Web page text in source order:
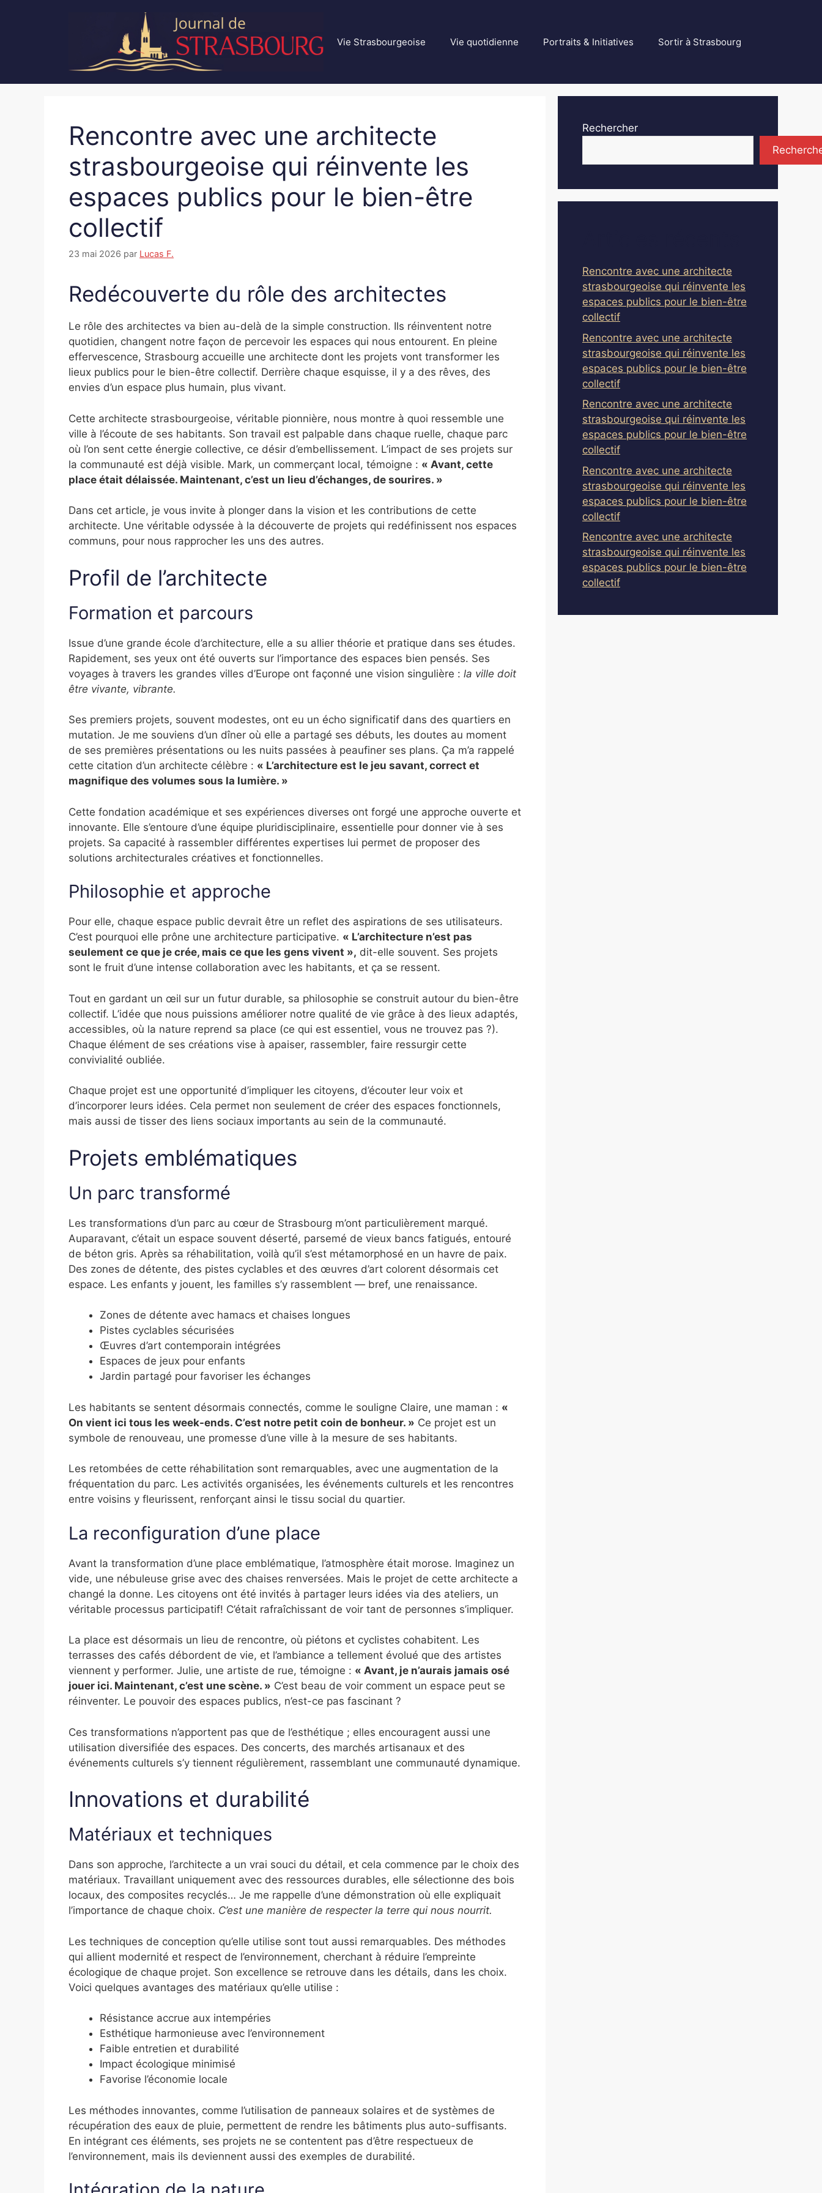
Vie Strasbourgeoise Vie quotidienne Portraits & Initiatives Sortir à Strasbourg
Rencontre avec une architecte
strasbourgeoise qui réinvente les
espaces publics pour le bien-être
collectif
23 mai 2026 par Lucas F.
Redécouverte du rôle des architectes
Le rôle des architectes va bien au-delà de la simple construction. Ils réinventent notre
quotidien, changent notre façon de percevoir les espaces qui nous entourent. En pleine
effervescence, Strasbourg accueille une architecte dont les projets vont transformer les
lieux publics pour le bien-être collectif. Derrière chaque esquisse, il y a des rêves, des
envies d’un espace plus humain, plus vivant.
Cette architecte strasbourgeoise, véritable pionnière, nous montre à quoi ressemble une
ville à l’écoute de ses habitants. Son travail est palpable dans chaque ruelle, chaque parc
où l’on sent cette énergie collective, ce désir d’embellissement. L’impact de ses projets sur
la communauté est déjà visible. Mark, un commerçant local, témoigne : « Avant, cette
place était délaissée. Maintenant, c’est un lieu d’échanges, de sourires. »
Dans cet article, je vous invite à plonger dans la vision et les contributions de cette
architecte. Une véritable odyssée à la découverte de projets qui redéfinissent nos espaces
communs, pour nous rapprocher les uns des autres.
Profil de l’architecte
Formation et parcours
Issue d’une grande école d’architecture, elle a su allier théorie et pratique dans ses études.
Rapidement, ses yeux ont été ouverts sur l’importance des espaces bien pensés. Ses
voyages à travers les grandes villes d’Europe ont façonné une vision singulière : la ville doit
être vivante, vibrante.
Ses premiers projets, souvent modestes, ont eu un écho significatif dans des quartiers en
mutation. Je me souviens d’un dîner où elle a partagé ses débuts, les doutes au moment
de ses premières présentations ou les nuits passées à peaufiner ses plans. Ça m’a rappelé
cette citation d’un architecte célèbre : « L’architecture est le jeu savant, correct et
magnifique des volumes sous la lumière. »
Cette fondation académique et ses expériences diverses ont forgé une approche ouverte et
innovante. Elle s’entoure d’une équipe pluridisciplinaire, essentielle pour donner vie à ses
projets. Sa capacité à rassembler différentes expertises lui permet de proposer des
solutions architecturales créatives et fonctionnelles.
Philosophie et approche
Pour elle, chaque espace public devrait être un reflet des aspirations de ses utilisateurs.
C’est pourquoi elle prône une architecture participative. « L’architecture n’est pas
seulement ce que je crée, mais ce que les gens vivent », dit-elle souvent. Ses projets
sont le fruit d’une intense collaboration avec les habitants, et ça se ressent.
Tout en gardant un œil sur un futur durable, sa philosophie se construit autour du bien-être
collectif. L’idée que nous puissions améliorer notre qualité de vie grâce à des lieux adaptés,
accessibles, où la nature reprend sa place (ce qui est essentiel, vous ne trouvez pas ?).
Chaque élément de ses créations vise à apaiser, rassembler, faire ressurgir cette
convivialité oubliée.
Chaque projet est une opportunité d’impliquer les citoyens, d’écouter leur voix et
d’incorporer leurs idées. Cela permet non seulement de créer des espaces fonctionnels,
mais aussi de tisser des liens sociaux importants au sein de la communauté.
Projets emblématiques
Un parc transformé
Les transformations d’un parc au cœur de Strasbourg m’ont particulièrement marqué.
Auparavant, c’était un espace souvent déserté, parsemé de vieux bancs fatigués, entouré
de béton gris. Après sa réhabilitation, voilà qu’il s’est métamorphosé en un havre de paix.
Des zones de détente, des pistes cyclables et des œuvres d’art colorent désormais cet
espace. Les enfants y jouent, les familles s’y rassemblent — bref, une renaissance.
Zones de détente avec hamacs et chaises longues
Pistes cyclables sécurisées
Œuvres d’art contemporain intégrées
Espaces de jeux pour enfants
Jardin partagé pour favoriser les échanges
Les habitants se sentent désormais connectés, comme le souligne Claire, une maman : «
On vient ici tous les week-ends. C’est notre petit coin de bonheur. » Ce projet est un
symbole de renouveau, une promesse d’une ville à la mesure de ses habitants.
Les retombées de cette réhabilitation sont remarquables, avec une augmentation de la
fréquentation du parc. Les activités organisées, les événements culturels et les rencontres
entre voisins y fleurissent, renforçant ainsi le tissu social du quartier.
La reconfiguration d’une place
Avant la transformation d’une place emblématique, l’atmosphère était morose. Imaginez un
vide, une nébuleuse grise avec des chaises renversées. Mais le projet de cette architecte a
changé la donne. Les citoyens ont été invités à partager leurs idées via des ateliers, un
véritable processus participatif! C’était rafraîchissant de voir tant de personnes s’impliquer.
La place est désormais un lieu de rencontre, où piétons et cyclistes cohabitent. Les
terrasses des cafés débordent de vie, et l’ambiance a tellement évolué que des artistes
viennent y performer. Julie, une artiste de rue, témoigne : « Avant, je n’aurais jamais osé
jouer ici. Maintenant, c’est une scène. » C’est beau de voir comment un espace peut se
réinventer. Le pouvoir des espaces publics, n’est-ce pas fascinant ?
Ces transformations n’apportent pas que de l’esthétique ; elles encouragent aussi une
utilisation diversifiée des espaces. Des concerts, des marchés artisanaux et des
événements culturels s’y tiennent régulièrement, rassemblant une communauté dynamique.
Innovations et durabilité
Matériaux et techniques
Dans son approche, l’architecte a un vrai souci du détail, et cela commence par le choix des
matériaux. Travaillant uniquement avec des ressources durables, elle sélectionne des bois
locaux, des composites recyclés… Je me rappelle d’une démonstration où elle expliquait
l’importance de chaque choix. C’est une manière de respecter la terre qui nous nourrit.
Les techniques de conception qu’elle utilise sont tout aussi remarquables. Des méthodes
qui allient modernité et respect de l’environnement, cherchant à réduire l’empreinte
écologique de chaque projet. Son excellence se retrouve dans les détails, dans les choix.
Voici quelques avantages des matériaux qu’elle utilise :
Résistance accrue aux intempéries
Esthétique harmonieuse avec l’environnement
Faible entretien et durabilité
Impact écologique minimisé
Favorise l’économie locale
Les méthodes innovantes, comme l’utilisation de panneaux solaires et de systèmes de
récupération des eaux de pluie, permettent de rendre les bâtiments plus auto-suffisants.
En intégrant ces éléments, ses projets ne se contentent pas d’être respectueux de
l’environnement, mais ils deviennent aussi des exemples de durabilité.
Rechercher
Rencontre avec une architecte
strasbourgeoise qui réinvente les
espaces publics pour le bien-être
collectif
Rencontre avec une architecte
strasbourgeoise qui réinvente les
espaces publics pour le bien-être
collectif
Rencontre avec une architecte
strasbourgeoise qui réinvente les
espaces publics pour le bien-être
collectif
Rencontre avec une architecte
strasbourgeoise qui réinvente les
espaces publics pour le bien-être
collectif
Rencontre avec une architecte
strasbourgeoise qui réinvente les
espaces publics pour le bien-être
collectif